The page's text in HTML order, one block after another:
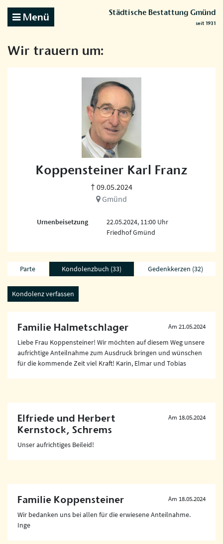
Menü Städtische Bestattung Gmünd
seit 1931
Wir trauern um:
Koppensteiner Karl Franz
† 09.05.2024
Gmünd
Urnenbeisetzung
22.05.2024, 11:00 Uhr
Friedhof Gmünd
Parte Kondolenzbuch (33) Gedenkkerzen (32)
Am 21.05.2024
Familie Halmetschlager
Liebe Frau Koppensteiner! Wir möchten auf diesem Weg unsere
aufrichtige Anteilnahme zum Ausdruck bringen und wünschen
für die kommende Zeit viel Kraft! Karin, Elmar und Tobias
Am 18.05.2024
Elfriede und Herbert
Kernstock, Schrems
Unser aufrichtiges Beileid!
Am 18.05.2024
Familie Koppensteiner
Wir bedanken uns bei allen für die erwiesene Anteilnahme.
Inge